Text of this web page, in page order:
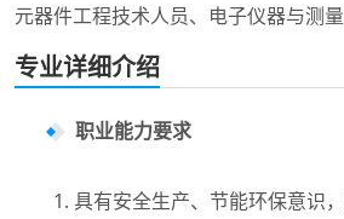
元器件工程技术人员、电子仪器与测
专业详细介绍
职业能力要求
1. 具有安全生产、节能环保意识，